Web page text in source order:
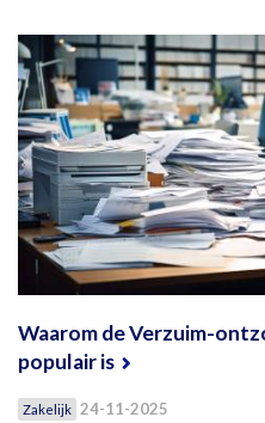
Waarom de Verzuim-
populair is
Zakelijk 24-11-2025